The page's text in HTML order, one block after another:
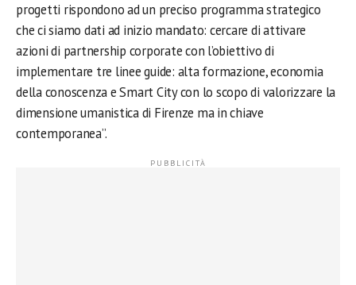
progetti rispondono ad un preciso programma strategico
che ci siamo dati ad inizio mandato: cercare di attivare
azioni di partnership corporate con l’obiettivo di
implementare tre linee guide: alta formazione, economia
della conoscenza e Smart City con lo scopo di valorizzare la
dimensione umanistica di Firenze ma in chiave
contemporanea”.